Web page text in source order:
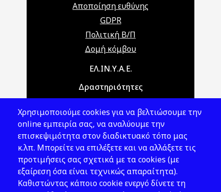
Αποποίηση ευθύνης
GDPR
Πολιτική Β/Π
Δομή κόμβου
Main navigationΕΛ.ΙΝ.Υ.Α.Ε.
Δραστηριότητες
Νομοθεσία
Εκδόσεις
Νέα - Εκδηλώσεις
Ακολουθήστε μας
Χρησιμοποιούμε cookies για να βελτιώσουμε την
online εμπειρία σας, να αναλύουμε την
επισκεψιμότητα στον διαδικτυακό τόπο μας
κ.λπ. Μπορείτε να επιλέξετε και να αλλάξετε τις
προτιμήσεις σας σχετικά με τα cookies (με
εξαίρεση όσα είναι τεχνικώς απαραίτητα).
Καθιστώντας κάποιο cookie ενεργό δίνετε τη